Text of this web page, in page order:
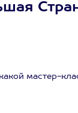
мастер-